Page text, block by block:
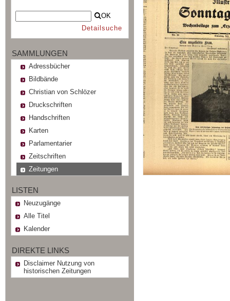
OK
Detailsuche
SAMMLUNGEN
Adressbücher
Bildbände
Christian von Schlözer
Druckschriften
Handschriften
Karten
Parlamentarier
Zeitschriften
Zeitungen
LISTEN
Neuzugänge
Alle Titel
Kalender
DIREKTE LINKS
Disclaimer Nutzung von
historischen Zeitungen